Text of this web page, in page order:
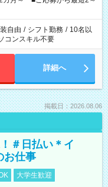
合計で週40時間を超える場
自由 / シフト勤務 / 10名以
コンスキル不要
詳細へ
掲載日：2026.08.06
＃日払い＊イ
お仕事
大学生歓迎